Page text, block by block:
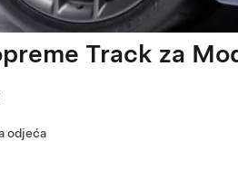
Track za
odjeća